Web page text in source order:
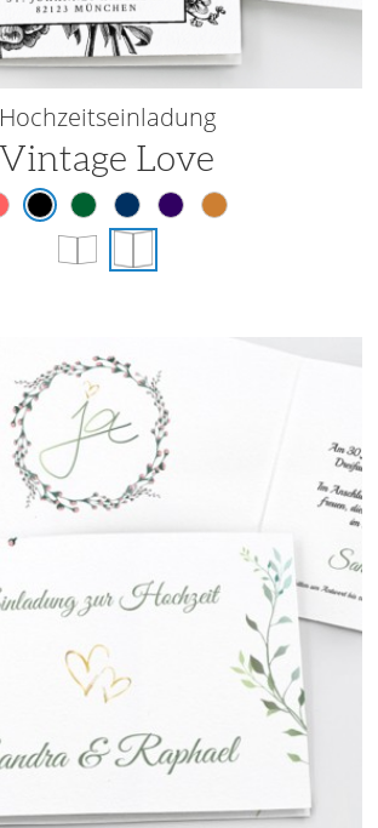
Hochzeitseinladung
Vintage Love